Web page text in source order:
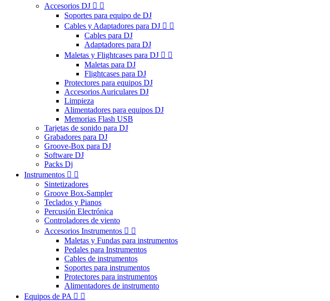
Accesorios DJ  
Soportes para equipo de DJ
Cables y Adaptadores para DJ  
Cables para DJ
Adaptadores para DJ
Maletas y Flightcases para DJ  
Maletas para DJ
Flightcases para DJ
Protectores para equipos DJ
Accesorios Auriculares DJ
Limpieza
Alimentadores para equipos DJ
Memorias Flash USB
Tarjetas de sonido para DJ
Grabadores para DJ
Groove-Box para DJ
Software DJ
Packs Dj
Instrumentos  
Sintetizadores
Groove Box-Sampler
Teclados y Pianos
Percusión Electrónica
Controladores de viento
Accesorios Instrumentos  
Maletas y Fundas para instrumentos
Pedales para Instrumentos
Cables de instrumentos
Soportes para instrumentos
Protectores para instrumentos
Alimentadores de instrumento
Equipos de PA  